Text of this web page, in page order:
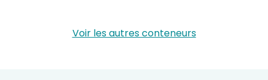
Voir les autres conteneurs